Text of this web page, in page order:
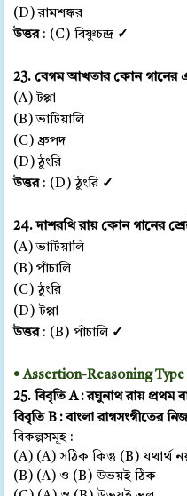
(D) রামশঙ্কর
উত্তর : (C) বিষ্ণুচন্দ্র ✓
23. বেগম আখতার কোন গানের
(A) টপ্পা
(B) ভাটিয়ালি
(C) ধ্রুপদ
(D) ঠুংরি
উত্তর : (D) ঠুংরি ✓
24. দাশরথি রায় কোন গানের
(A) ভাটিয়ালি
(B) পাঁচালি
(C)ঠুংরি
(D) টপ্পা
উত্তর : (B) পাঁচালি ✓
• Assertion-Reasoning Type
25. বিবৃতি A : রঘুনাথ রায় প্রথম
বিবৃতি B : বাংলা রাগসংগীতের
বিকল্পসমূহ :
(A) (A) সঠিক কিন্তু (B) যথার্থ
(B) (A) ও (B) উভয়ই ঠিক